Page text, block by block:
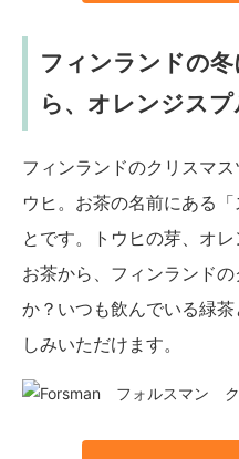
フィンランドの
ら、オレンジス
フィンランドのクリスマ
ウヒ。お茶の名前にある
とです。トウヒの芽、オ
お茶から、フィンランド
か？いつも飲んでいる緑
しみいただけます。